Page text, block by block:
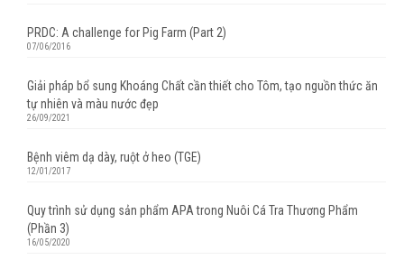
PRDC: A challenge for Pig Farm (Part 2)
07/06/2016
Giải pháp bổ sung Khoáng Chất cần thiết cho Tôm, tạo nguồn thức ăn
tự nhiên và màu nước đẹp
26/09/2021
Bệnh viêm dạ dày, ruột ở heo (TGE)
12/01/2017
Quy trình sử dụng sản phẩm APA trong Nuôi Cá Tra Thương Phẩm
(Phần 3)
16/05/2020